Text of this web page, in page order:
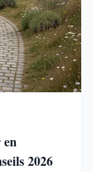
en
2026